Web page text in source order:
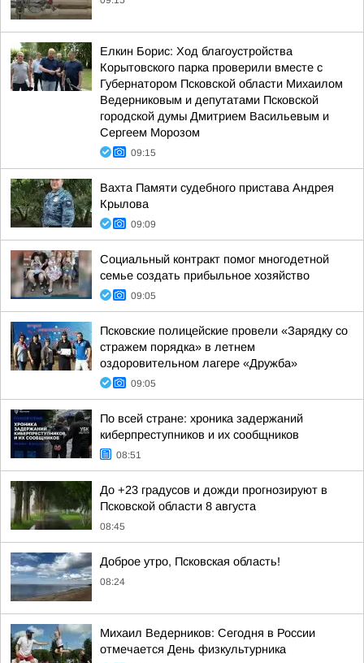
Елкин Борис: Ход благоустройства
Корытовского парка проверили вместе с
Губернатором Псковской области Михаилом
Ведерниковым и депутатами Псковской
городской думы Дмитрием Васильевым и
Сергеем Морозом
09:15
Вахта Памяти судебного пристава Андрея
Крылова
09:09
Социальный контракт помог многодетной
семье создать прибыльное хозяйство
09:05
Псковские полицейские провели «Зарядку со
стражем порядка» в летнем
оздоровительном лагере «Дружба»
09:05
По всей стране: хроника задержаний
киберпреступников и их сообщников
08:51
До +23 градусов и дожди прогнозируют в
Псковской области 8 августа
08:45
Доброе утро, Псковская область!
08:24
Михаил Ведерников: Сегодня в России
отмечается День физкультурника